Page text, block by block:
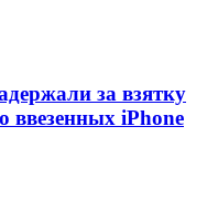
за взятку
ввезенных iPhone